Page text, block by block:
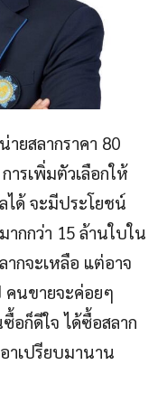
ยสลากราคา 80
รเพิ่มตัวเลือกให้
ได้ จะมีประโยชน์
ากกว่า 15 ล้านใบใน
ากจะเหลือ แต่อาจ
คนขายจะค่อยๆ
อก็ดีใจ ได้ซื้อสลาก
าเปรียบมานาน